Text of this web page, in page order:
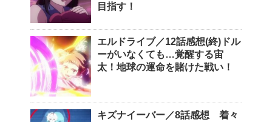
目指す！
エルドライブ／12話感想(終)ドル
ーがいなくても…覚醒する宙
太！地球の運命を賭けた戦い！
キズナイーバー／8話感想 着々